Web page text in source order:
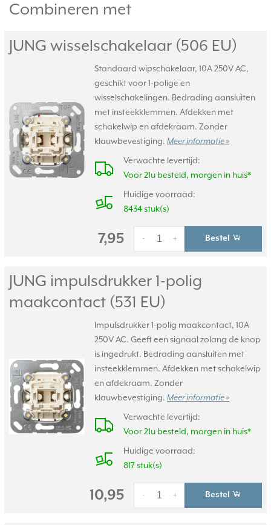
Combineren met
JUNG wisselschakelaar (506 EU)
Standaard wipschakelaar, 10A 250V AC,
geschikt voor 1-polige en
wisselschakelingen. Bedrading aansluiten
met insteekklemmen. Afdekken met
schakelwip en afdekraam. Zonder
klauwbevestiging. Meer informatie »
Verwachte levertijd:
Voor 21u besteld, morgen in huis*
Huidige voorraad:
8434 stuk(s)
7,95 +
- Bestel
JUNG impulsdrukker 1-polig
maakcontact (531 EU)
Impulsdrukker 1-polig maakcontact, 10A
250V AC. Geeft een signaal zolang de knop
is ingedrukt. Bedrading aansluiten met
insteekklemmen. Afdekken met schakelwip
en afdekraam. Zonder
klauwbevestiging. Meer informatie »
Verwachte levertijd:
Voor 21u besteld, morgen in huis*
Huidige voorraad:
817 stuk(s)
10,95 +
- Bestel